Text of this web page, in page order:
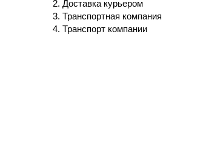
Доставка курьером
Транспортная компания
Транспорт компании